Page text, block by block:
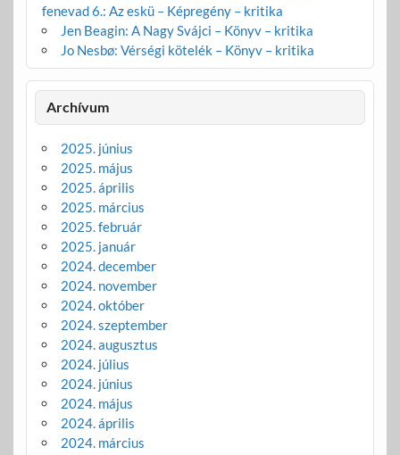
fenevad 6.: Az eskü – Képregény – kritika
Jen Beagin: A Nagy Svájci – Könyv – kritika
Jo Nesbø: Vérségi kötelék – Könyv – kritika
Archívum
2025. június
2025. május
2025. április
2025. március
2025. február
2025. január
2024. december
2024. november
2024. október
2024. szeptember
2024. augusztus
2024. július
2024. június
2024. május
2024. április
2024. március